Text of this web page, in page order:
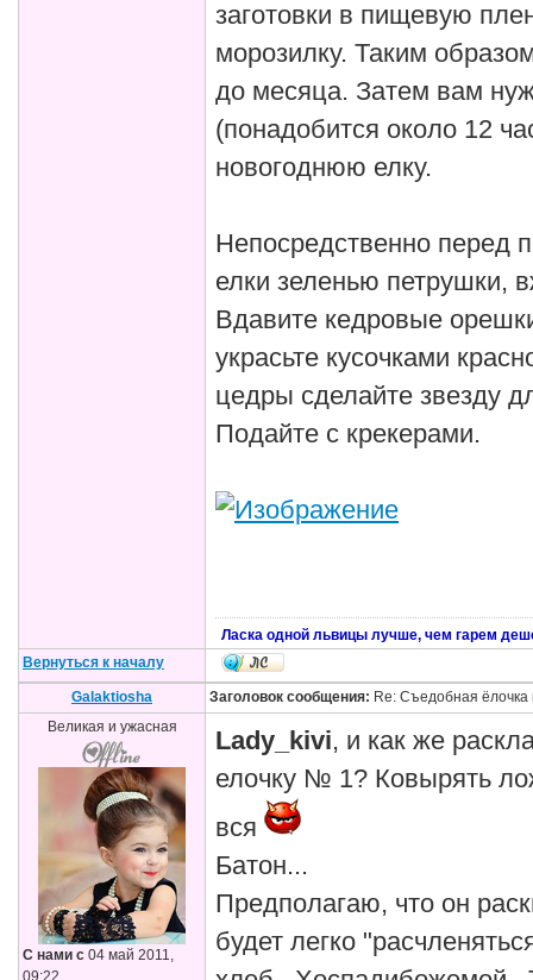
заготовки в пищевую
морозилку. Таким
до месяца. Затем вам
(понадобится около 12
новогоднюю елку.
Непосредственно перед
елки зеленью петрушки,
Вдавите кедровые
украсьте кусочками
цедры сделайте звезду
Подайте с крекерами.
Ласка одной львицы лучше, чем гарем
Вернуться к началу
Galaktiosha Заголовок сообщения: Re: Съедобная ёлочка
Великая и ужасная
С нами с 04 май 2011,
09:22
Lady_kivi, и как же
елочку № 1? Ковырять
вся
Батон...
Предполагаю, что он
будет легко